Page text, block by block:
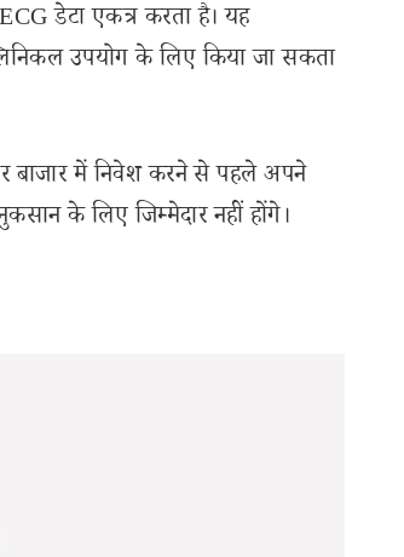
डेटा एकत्र करता है। यह
उपयोग के लिए किया जा सकता
बाजार में निवेश करने से पहले अपने
के लिए जिम्मेदार नहीं होंगे।